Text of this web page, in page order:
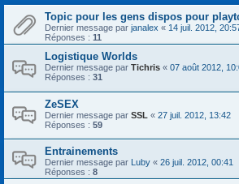
Topic pour les gens dispos pour
Dernier message par janalex « 14 juil. 2012,
Réponses : 11
Logistique Worlds
Dernier message par Tichris « 07 août 2012,
Réponses : 31
ZeSEX
Dernier message par SSL « 27 juil. 2012, 13:42
Réponses : 59
Entrainements
Dernier message par Luby « 26 juil. 2012, 00:41
Réponses : 8